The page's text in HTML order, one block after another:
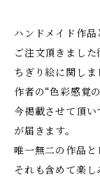
ハンドメイド作品
ご注文頂きました
ちぎり絵に関しま
作者の“色彩感覚
今掲載させて頂
が届きます。
唯一無二の作品と
それも含めて楽し